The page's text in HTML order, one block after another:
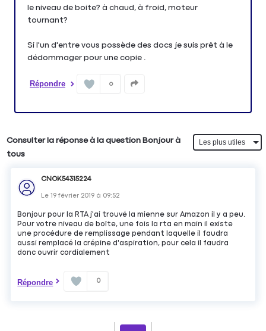
le niveau de boite? à chaud, à froid, moteur
tournant?
Si l'un d'entre vous possède des docs je suis prêt à le
dédommager pour une copie .
Répondre 0
Consulter la réponse à la question Bonjour à
tous
CNOK54315224
Le19 février 2019 à 09:52
Bonjour pour la RTA j'ai trouvé la mienne sur Amazon il y a peu.
Pour votre niveau de boîte, une fois la rta en main il existe
une procédure de remplissage pendant laquelle il faudra
aussi remplacé la crépine d'aspiration, pour cela il faudra
donc ouvrir cordialement
Répondre 0